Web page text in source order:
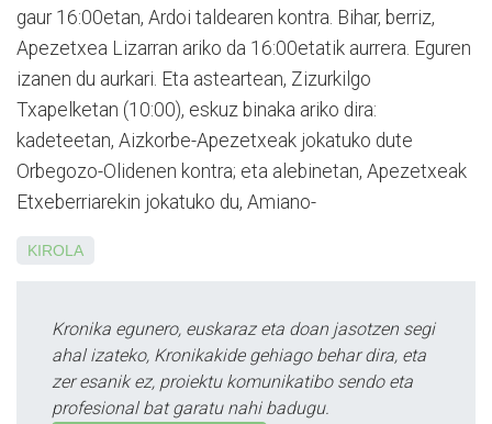
gaur 16:00etan, Ardoi taldearen kontra. Bihar, berriz,
Apezetxea Lizarran ariko da 16:00etatik aurrera. Eguren
izanen du aurkari. Eta asteartean, Zizurkilgo
Txapelketan (10:00), eskuz binaka ariko dira:
kadeteetan, Aizkorbe-Apezetxeak jokatuko dute
Orbegozo-Olidenen kontra; eta alebinetan, Apezetxeak
Etxeberriarekin jokatuko du, Amiano-
KIROLA
Kronika egunero, euskaraz eta doan jasotzen segi
ahal izateko, Kronikakide gehiago behar dira, eta
zer esanik ez, proiektu komunikatibo sendo eta
profesional bat garatu nahi badugu.